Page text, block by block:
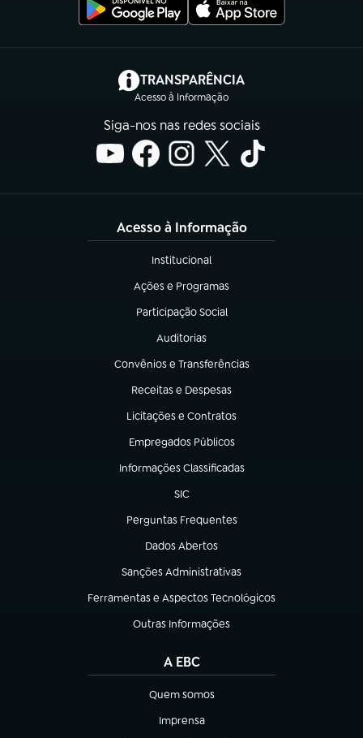
TRANSPARÊNCIA
Acesso à Informação
(abre em nova aba)
Siga-nos nas redes sociais
Acesso à Informação
Institucional
(abre em nova aba)
Ações e Programas
(abre em nova aba)
Participação Social
(abre em nova aba)
Auditorias
(abre em nova aba)
Convênios e Transferências
(abre em nova aba)
Receitas e Despesas
(abre em nova aba)
Licitações e Contratos
(abre em nova aba)
Empregados Públicos
(abre em nova aba)
Informações Classificadas
(abre em nova aba)
SIC
(abre em nova aba)
Perguntas Frequentes
(abre em nova aba)
Dados Abertos
(abre em nova aba)
Sanções Administrativas
(abre em nova aba)
Ferramentas e Aspectos Tecnológicos
(abre em nova aba)
Outras Informações
(abre em nova aba)
A EBC
Quem somos
(abre em nova aba)
Imprensa
(abre em nova aba)